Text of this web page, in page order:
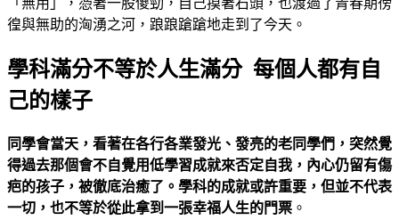
「無用」，憑著一股傻勁，自己摸著石頭，也渡過了青春期徬
徨與無助的洶湧之河，踉踉蹌蹌地走到了今天。
學科滿分不等於人生滿分 每個人都有自
己的樣子
同學會當天，看著在各行各業發光、發亮的老同學們，突然覺
得過去那個會不自覺用低學習成就來否定自我，內心仍留有傷
疤的孩子，被徹底治癒了。學科的成就或許重要，但並不代表
一切，也不等於從此拿到一張幸福人生的門票 。